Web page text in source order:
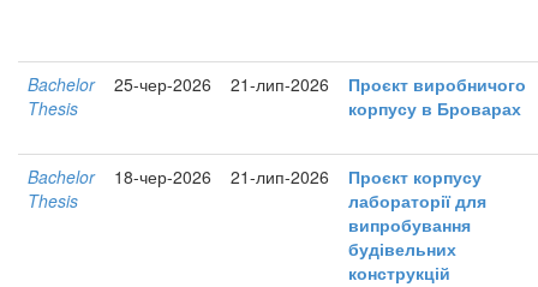
Bachelor
Thesis
25-чер-2026 21-лип-2026
Проєкт виробничого
корпусу в Броварах
Bachelor
Thesis
18-чер-2026 21-лип-2026
Проєкт корпусу
лабораторії для
випробування
будівельних
конструкцій